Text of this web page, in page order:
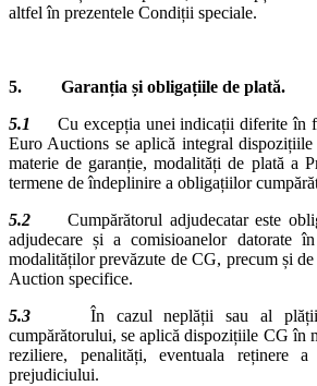
altfel în prezentele Condiții speciale.
5. Garanția și obligațiile de plată.
5.1
Cu excepția unei indicații diferite în
Euro Auctions se aplică integral
materie de garanție, modalități de plată a
termene de îndeplinire a obligațiilor
5.2
Cumpărătorul adjudecatar este
adjudecare și a comisioanelor datorate
modalităților prevăzute de CG, precum și
Auction specifice.
5.3
În cazul neplății sau al
cumpărătorului, se aplică dispozițiile CG în
reziliere, penalități, eventuala reținere
prejudiciului.